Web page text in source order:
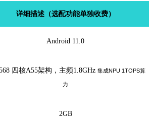
详细描述（选配功能单独收费）
Android 11.0
四核A55架构，主频1.8GHz 集成NPU 1TOPS算
力
2GB